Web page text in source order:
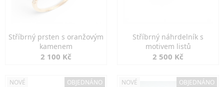
Stříbrný prsten s oranžovým
kamenem
2 100 Kč
Stříbrný náhrdelník s
motivem listů
2 500 Kč
NOVÉ OBJEDNÁNO NOVÉ OBJEDNÁNO